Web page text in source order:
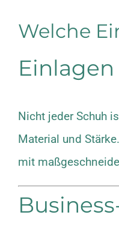
Welche
Nicht jeder Schuh
Material und
mit